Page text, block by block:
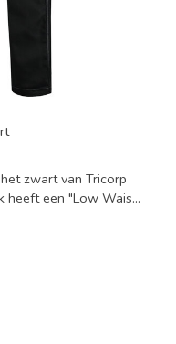
zwart van Tricorp
heeft een "Low Waist"